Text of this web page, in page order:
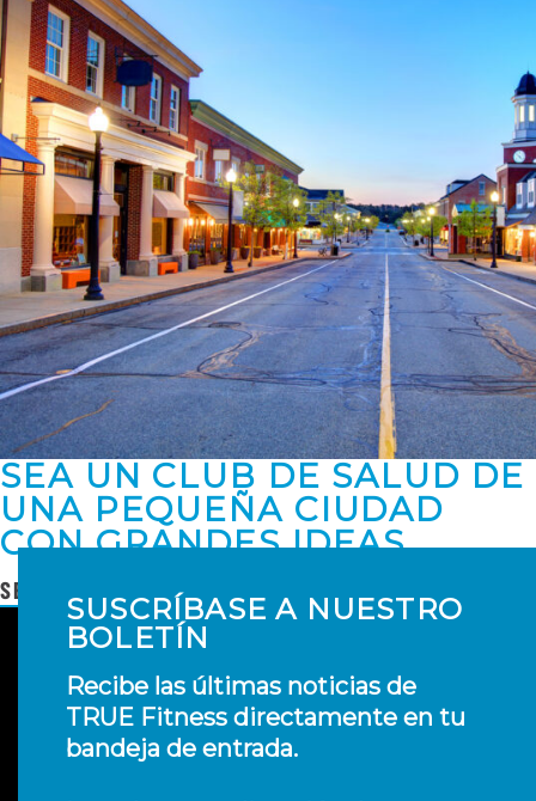
SEA UN CLUB DE SALUD DE
UNA PEQUEÑA CIUDAD
CON GRANDES IDEAS
SEGUIR LEYENDO
SUSCRÍBASE A NUESTRO
BOLETÍN
Recibe las últimas noticias de
TRUE Fitness directamente en tu
bandeja de entrada.